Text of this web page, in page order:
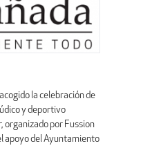
la celebración de
y deportivo
organizado por Fussion
apoyo del Ayuntamiento